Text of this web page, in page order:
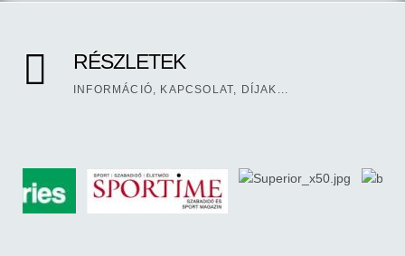
RÉSZLETEK
INFORMÁCIÓ, KAPCSOLAT, DÍJAK...